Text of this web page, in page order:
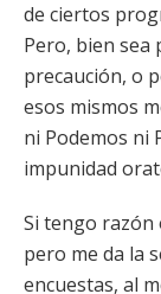
de ciertos
Pero, bien
precaución, o
esos mismos
ni Podemos ni
impunidad
Si tengo razón
pero me da la
encuestas, al